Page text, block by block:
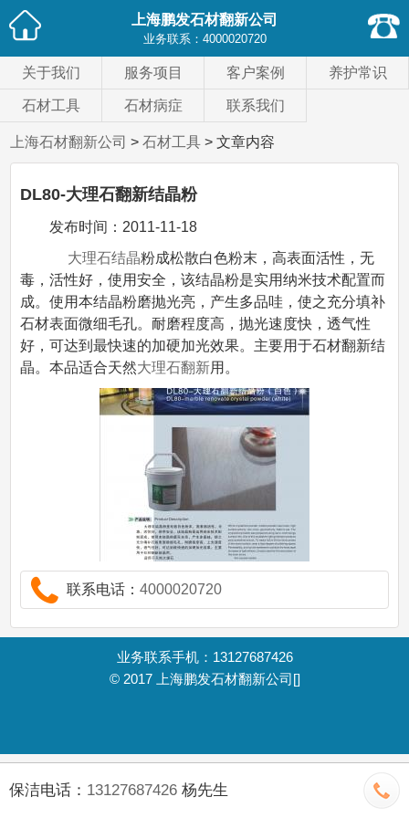
上海鹏发石材翻新公司
业务联系： 4000020720
关于我们 服务项目 客户案例 养护常识
石材工具 石材病症 联系我们
上海石材翻新公司 >石材工具 > 文章内容
DL80-大理石翻新结晶粉
发布时间： 2011-11-18
大理石结晶粉成松散白色粉末，高表面活性，无
毒，活性好，使用安全，该结晶粉是实用纳米技术配置而
成。使用本结晶粉磨抛光亮，产生多品哇，使之充分填补
石材表面微细毛孔。耐磨程度高，抛光速度快，透气性
好，可达到最快速的加硬加光效果。主要用于石材翻新结
晶。本品适合天然大理石翻新用。
联系电话：4000020720
业务联系手机：13127687426
© 2017
上海鹏发石材翻新公司[]
保洁电话： 13127687426 杨先生